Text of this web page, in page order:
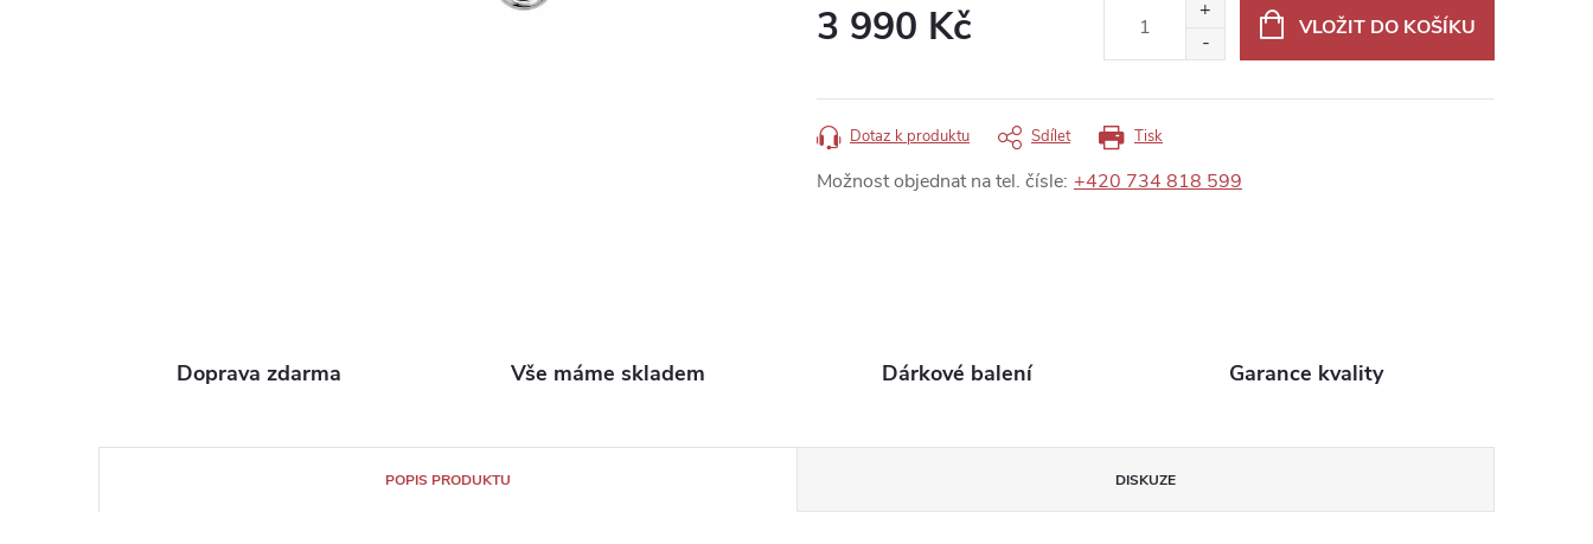
3 990 Kč VLOŽIT DO KOŠÍKU
Tisk
Dotaz k produktu Sdílet
Možnost objednat na tel. čísle: +420 734 818 599
Doprava zdarma Vše máme skladem Dárkové balení Garance kvality
POPIS PRODUKTU DISKUZE